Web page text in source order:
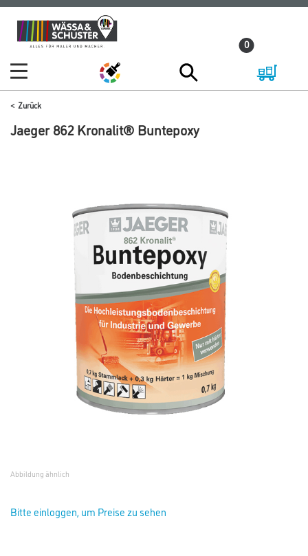
Zum
Inhalt
Zum
Navigationsmenü
0
Zurück
Jaeger 862 Kronalit® Buntepoxy
Abbildung ähnlich
Bitte einloggen, um Preise zu sehen